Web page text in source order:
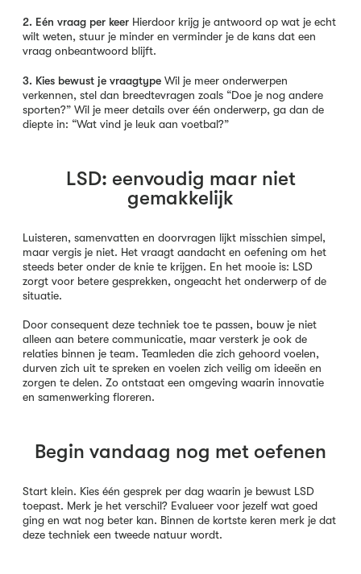
2. Eén vraag per keer Hierdoor krijg je antwoord op wat je echt
wilt weten, stuur je minder en verminder je de kans dat een
vraag onbeantwoord blijft.
3. Kies bewust je vraagtype Wil je meer onderwerpen
verkennen, stel dan breedtevragen zoals “Doe je nog andere
sporten?” Wil je meer details over één onderwerp, ga dan de
diepte in: “Wat vind je leuk aan voetbal?”
LSD: eenvoudig maar niet
gemakkelijk
Luisteren, samenvatten en doorvragen lijkt misschien simpel,
maar vergis je niet. Het vraagt aandacht en oefening om het
steeds beter onder de knie te krijgen. En het mooie is: LSD
zorgt voor betere gesprekken, ongeacht het onderwerp of de
situatie.
Door consequent deze techniek toe te passen, bouw je niet
alleen aan betere communicatie, maar versterk je ook de
relaties binnen je team. Teamleden die zich gehoord voelen,
durven zich uit te spreken en voelen zich veilig om ideeën en
zorgen te delen. Zo ontstaat een omgeving waarin innovatie
en samenwerking floreren.
Begin vandaag nog met oefenen
Start klein. Kies één gesprek per dag waarin je bewust LSD
toepast. Merk je het verschil? Evalueer voor jezelf wat goed
ging en wat nog beter kan. Binnen de kortste keren merk je dat
deze techniek een tweede natuur wordt.